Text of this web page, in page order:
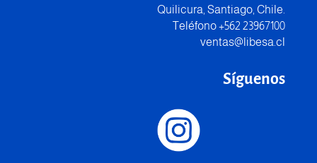
Quilicura, Santiago, Chile.
Teléfono +562 23967100
ventas@libesa.cl
Síguenos